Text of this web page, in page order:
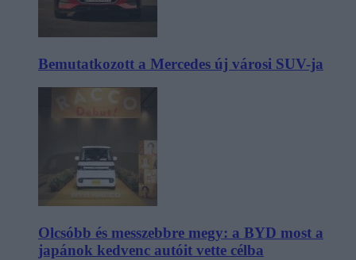
Bemutatkozott a Mercedes új városi SUV-ja
Olcsóbb és messzebbre megy: a BYD most a
japánok kedvenc autóit vette célba